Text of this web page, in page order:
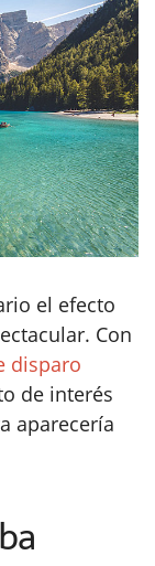
el efecto
Con
disparo
de interés
aparecería